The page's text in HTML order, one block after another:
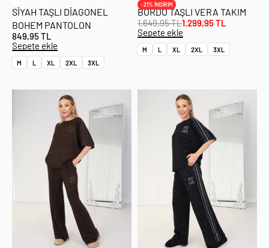
SIYAH TAŞLI DIAGONEL
BOHEM PANTOLON
849,95TL
Sepete ekle
M L XL 2XL 3XL
-21% İNDİRİM
BORDO TAŞLI VERA TAKIM
1.649,95TL1.299,95TL
Sepete ekle
M L XL 2XL 3XL